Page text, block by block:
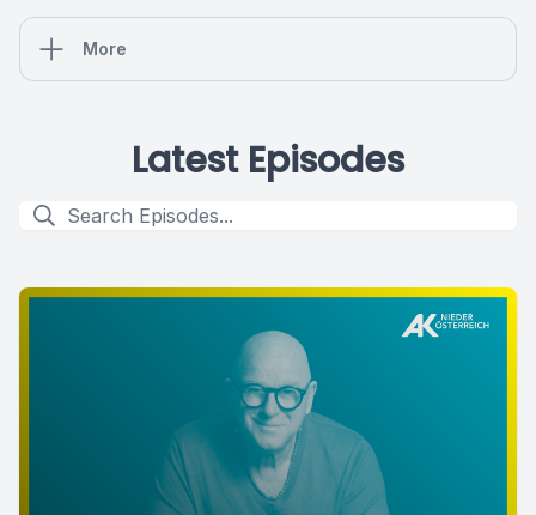
More
Latest Episodes